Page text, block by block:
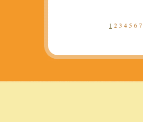
1 2 3 4 5 6 7